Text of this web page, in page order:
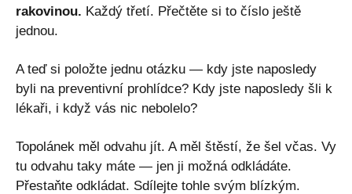
rakovinou. Každý třetí. Přečtěte si to číslo ještě
jednou.
A teď si položte jednu otázku — kdy jste naposledy
byli na preventivní prohlídce? Kdy jste naposledy šli k
lékaři, i když vás nic nebolelo?
Topolánek měl odvahu jít. A měl štěstí, že šel včas. Vy
tu odvahu taky máte — jen ji možná odkládáte.
Přestaňte odkládat. Sdílejte tohle svým blízkým.